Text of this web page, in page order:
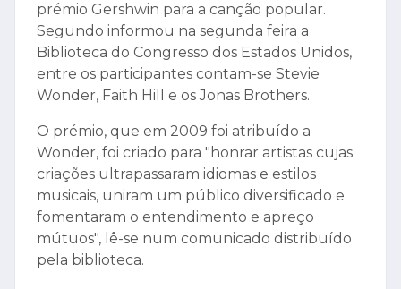
prémio Gershwin para a canção popular.
Segundo informou na segunda feira a
Biblioteca do Congresso dos Estados Unidos,
entre os participantes contam-se Stevie
Wonder, Faith Hill e os Jonas Brothers.
O prémio, que em 2009 foi atribuído a
Wonder, foi criado para "honrar artistas cujas
criações ultrapassaram idiomas e estilos
musicais, uniram um público diversificado e
fomentaram o entendimento e apreço
mútuos", lê-se num comunicado distribuído
pela biblioteca.